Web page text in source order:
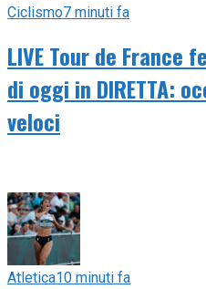
Ciclismo7 minuti fa
LIVE Tour de France
di oggi in DIRETTA:
veloci
Atletica10 minuti fa